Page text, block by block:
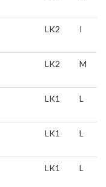
LK2 I
LK2 M
LK1 L
LK1 L
LK1 L